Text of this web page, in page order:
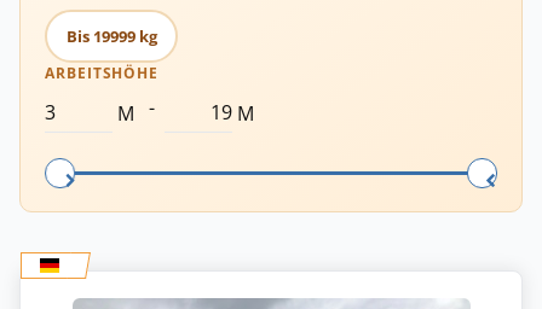
Bis 19999 kg
ARBEITSHÖHE
M - M